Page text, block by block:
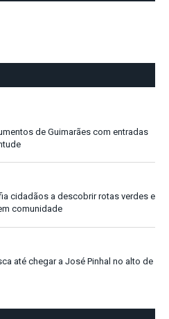
de Guimarães com entradas
cidadãos a descobrir rotas verdes e
comunidade
até chegar a José Pinhal no alto de